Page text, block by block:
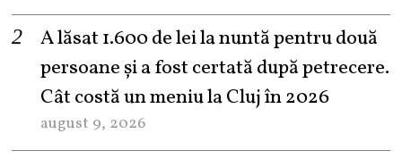
A lăsat 1.600 de lei la nuntă pentru două
persoane și a fost certată după petrecere.
Cât costă un meniu la Cluj în 2026
august 9, 2026